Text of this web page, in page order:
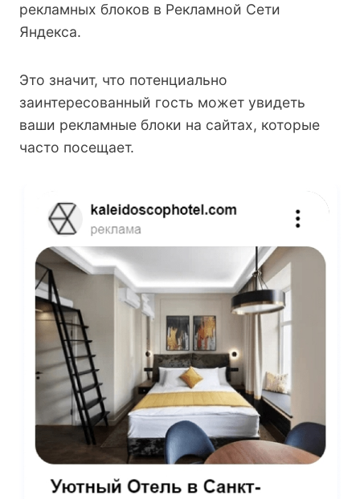
рекламных блоков в Рекламной Сети
Яндекса.
Это значит, что потенциально
заинтересованный гость может увидеть
ваши рекламные блоки на сайтах, которые
часто посещает.